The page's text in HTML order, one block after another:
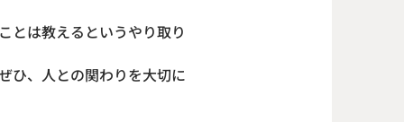
とは教えるというやり取り
ひ、人との関わりを大切に